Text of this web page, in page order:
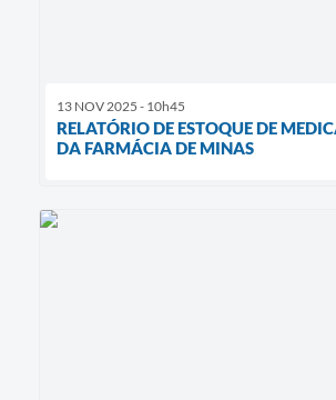
13 NOV 2025 - 10h45
RELATÓRIO DE ESTOQUE DE
DA FARMÁCIA DE MINAS